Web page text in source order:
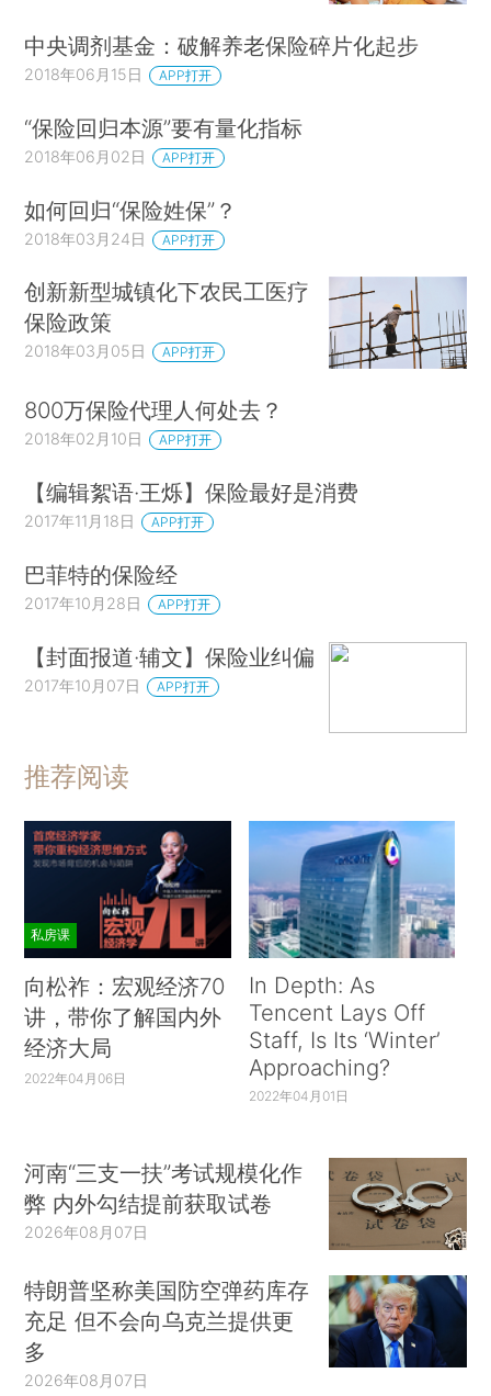
中央调剂基金：破解养老保险碎片化起步
2018年06月15日 APP打开
“保险回归本源”要有量化指标
2018年06月02日 APP打开
如何回归“保险姓保”？
2018年03月24日 APP打开
创新新型城镇化下农民工医疗
保险政策
2018年03月05日 APP打开
800万保险代理人何处去？
2018年02月10日 APP打开
【编辑絮语·王烁】保险最好是消费
2017年11月18日 APP打开
巴菲特的保险经
2017年10月28日 APP打开
【封面报道·辅文】保险业纠偏
2017年10月07日 APP打开
推荐阅读
私房课
向松祚：宏观经济70
讲，带你了解国内外
经济大局
2022年04月06日
In Depth: As
Tencent Lays Off
Staff, Is Its ‘Winter’
Approaching?
2022年04月01日
河南“三支一扶”考试规模化作
弊 内外勾结提前获取试卷
2026年08月07日
特朗普坚称美国防空弹药库存
充足 但不会向乌克兰提供更
多
2026年08月07日